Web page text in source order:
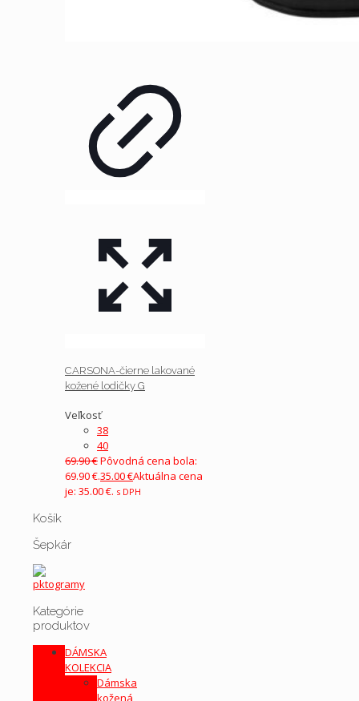
CARSONA-čierne lakované
kožené lodičky G
Veľkosť
38
40
69.90€Pôvodná cena bola:
69.90 €.35.00€Aktuálna cena
je: 35.00 €. s DPH
Košík
Šepkár
Kategórie
produktov
DÁMSKA
KOLEKCIA
Dámska
kožená